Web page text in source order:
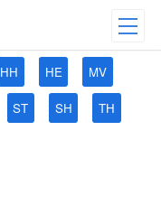
HH HE MV
ST SH TH